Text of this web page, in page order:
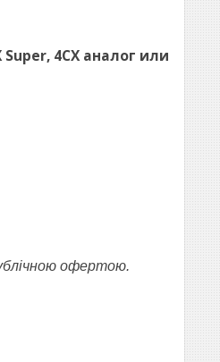
4CX аналог или
офертою.